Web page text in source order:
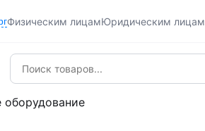
Физическим лицамЮридическим лицам